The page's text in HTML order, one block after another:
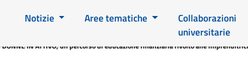
Main
Notizie Aree tematiche
Collaborazioni
universitarie
DONNE IN ATTIVO, un percorso di educazione finanziaria rivolto alle imprenditrici